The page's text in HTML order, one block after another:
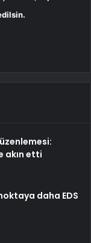
akın etti
daha EDS